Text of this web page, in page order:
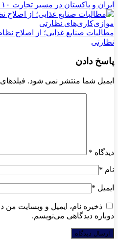
ایران و پاکستان در مسیر تجارت ۱۰ میلیارد دلاری
مطالبات صنایع غذایی؛ از اصلاح
نظارتی
پاسخ دادن
ایمیل شما منتشر نمی شود.
دیدگاه *
نام *
ایمیل *
ذخیره نام، ایمیل و وبسایت من
دوباره دیدگاهی می‌نویسم.